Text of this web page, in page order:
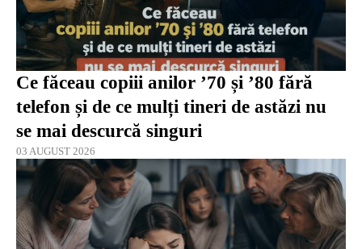
Ce făceau copiii anilor ’70 și ’80 fără
telefon și de ce mulți tineri de astăzi nu
se mai descurcă singuri
03 AUGUST 2026